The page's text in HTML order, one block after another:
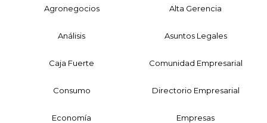
Agronegocios Alta Gerencia
Análisis Asuntos Legales
Caja Fuerte Comunidad Empresarial
Consumo Directorio Empresarial
Economía Empresas